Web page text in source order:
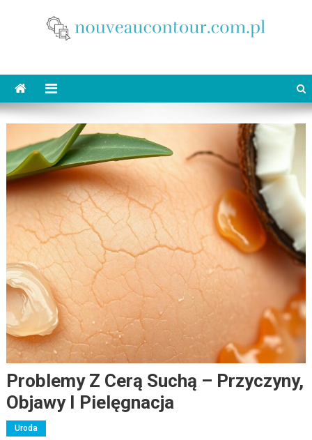
Problemy Z Cerą Suchą – Przyczyny,
Objawy I Pielęgnacja
Uroda